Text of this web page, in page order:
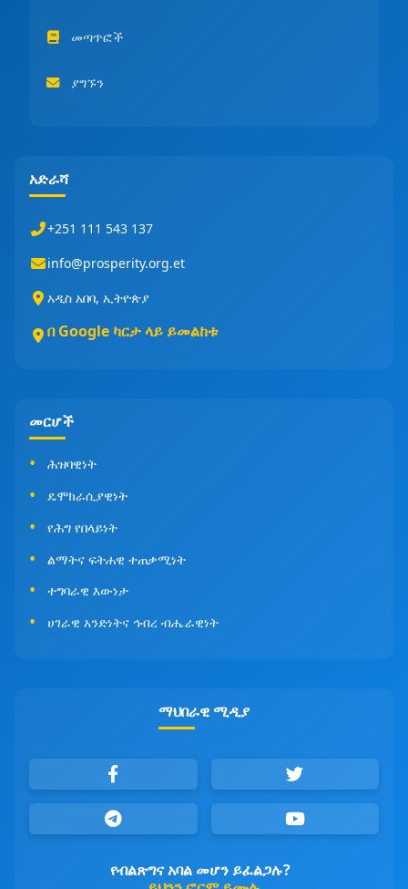
መጣጥፎች
ያግኙን
አድራሻ
+251 111 543 137
info@prosperity.org.et
አዲስ አበባ, ኢትዮጵያ
በ Google ካርታ ላይ ይመልከቱ
መርሆች
ሕዝባዊነት
ዴሞክራሲያዊነት
የሕግ የበላይነት
ልማትና ፍትሐዊ ተጠቃሚነት
ተግባራዊ እውነታ
ሀገራዊ አንድነትና ኅብረ ብሔራዊነት
ማህበራዊ ሚዲያ
የብልጽግና አባል መሆን ይፈልጋሉ?